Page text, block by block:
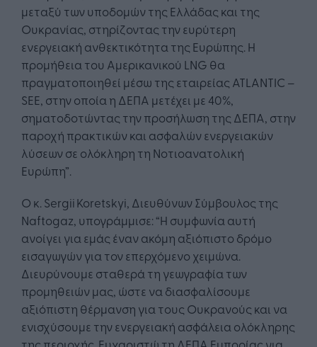
μεταξύ των υποδομών της Ελλάδας και της
Ουκρανίας, στηρίζοντας την ευρύτερη
ενεργειακή ανθεκτικότητα της Ευρώπης. Η
προμήθεια του Αμερικανικού LNG θα
πραγματοποιηθεί μέσω της εταιρείας ATLANTIC –
SEE, στην οποία η ΔΕΠΑ μετέχει με 40%,
σηματοδοτώντας την προσήλωση της ΔΕΠΑ, στην
παροχή πρακτικών και ασφαλών ενεργειακών
λύσεων σε ολόκληρη τη Νοτιοανατολική
Ευρώπη”.
Ο κ. Sergii Koretskyi, Διευθύνων Σύμβουλος της
Naftogaz, υπογράμμισε: “Η συμφωνία αυτή
ανοίγει για εμάς έναν ακόμη αξιόπιστο δρόμο
εισαγωγών για τον επερχόμενο χειμώνα.
Διευρύνουμε σταθερά τη γεωγραφία των
προμηθειών μας, ώστε να διασφαλίσουμε
αξιόπιστη θέρμανση για τους Ουκρανούς και να
ενισχύσουμε την ενεργειακή ασφάλεια ολόκληρης